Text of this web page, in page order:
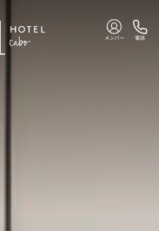
メンバー 電話